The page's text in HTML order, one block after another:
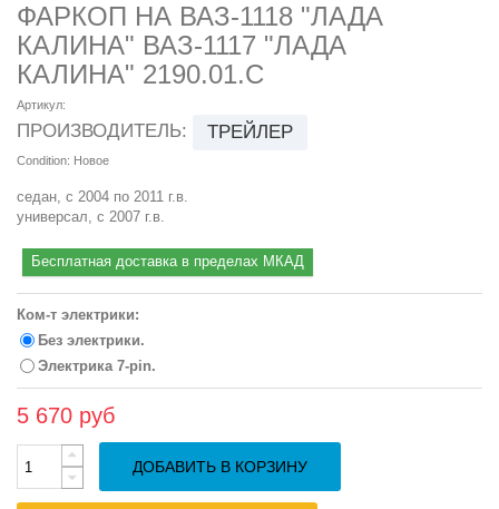
ФАРКОП НА ВАЗ-1118 "ЛАДА
КАЛИНА" ВАЗ-1117 "ЛАДА
КАЛИНА" 2190.01.C
Артикул:
ПРОИЗВОДИТЕЛЬ: ТРЕЙЛЕР
Condition: Новое
седан, с 2004 по 2011 г.в.
универсал, с 2007 г.в.
Бесплатная доставка в пределах МКАД
Ком-т электрики:
Без электрики.
Электрика 7-pin.
5 670 руб
ДОБАВИТЬ В КОРЗИНУ